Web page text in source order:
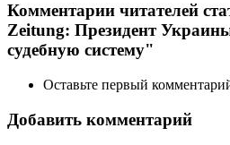
Комментарии читателей
Zeitung: Президент
судебную систему"
Оставьте первый
Добавить комментарий